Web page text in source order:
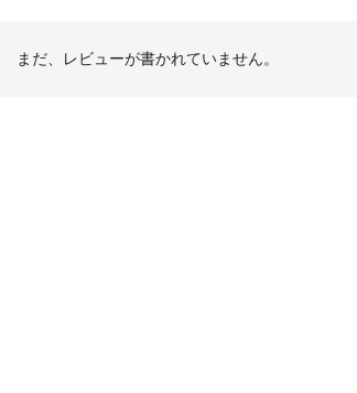
まだ、レビューが書かれていません。